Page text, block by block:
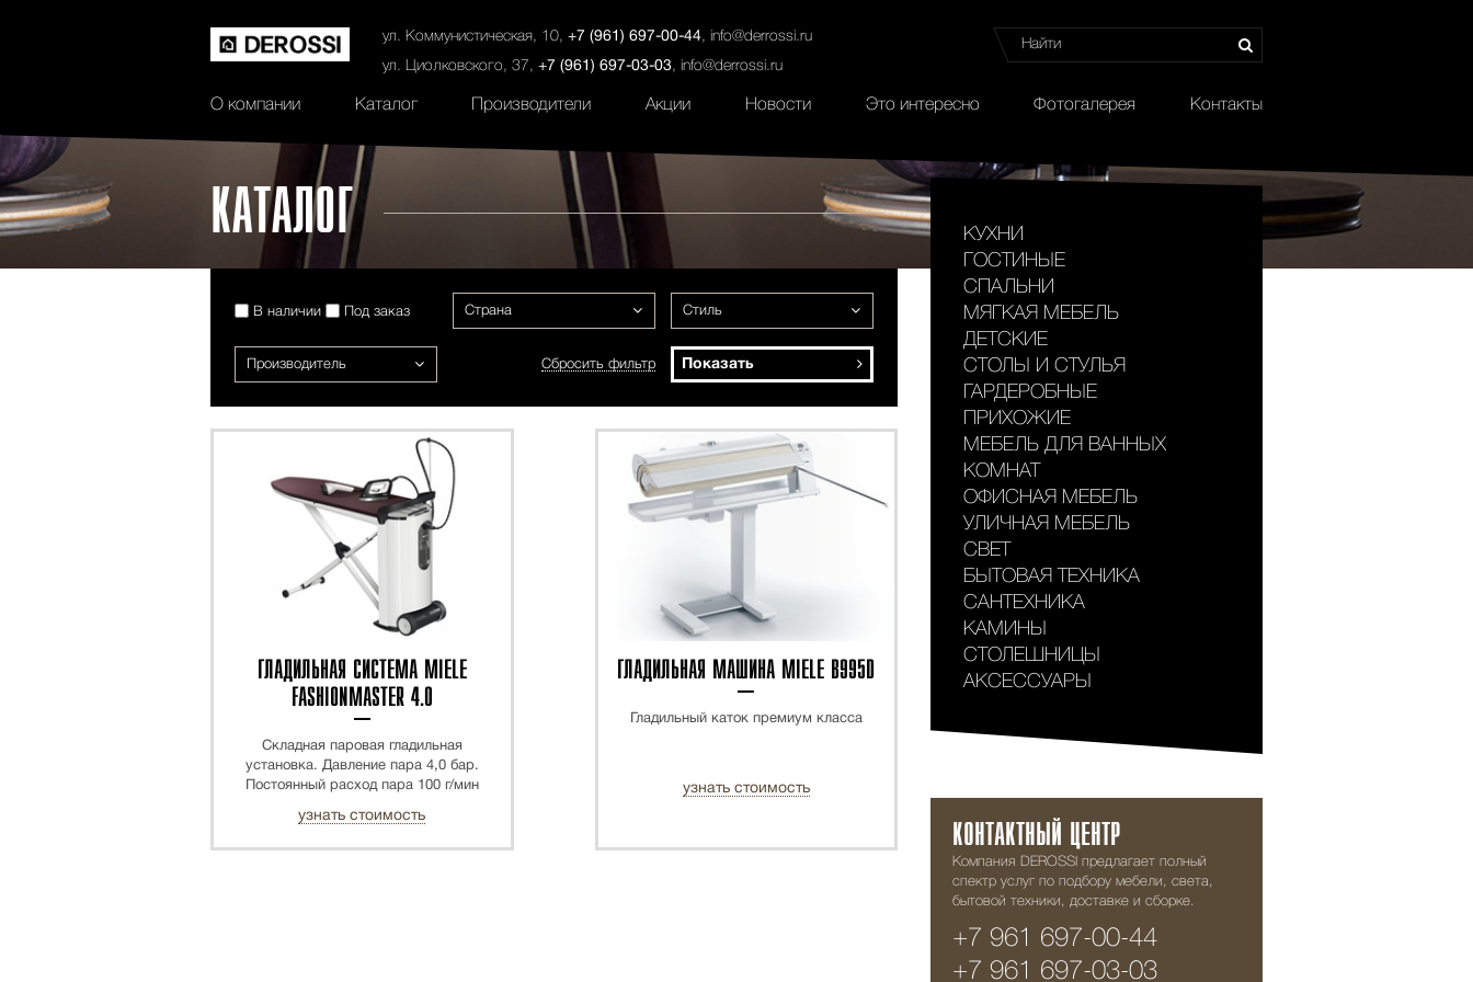
ул. Коммунистическая, 10, +7 (961) 697-00-44, info@derrossi.ru
ул. Циолковского, 37, +7 (961) 697-03-03, info@derrossi.ru
О компании
История Сертификаты Контакты Салоны Услуги Наши проекты
Каталог Производители Акции Новости Это интересно Фотогалерея Контакты
КАТАЛОГ
В наличии Под заказ Страна Стиль
Производитель Показать
Сбросить фильтр
ГЛАДИЛЬНАЯ СИСТЕМА MIELE
FASHIONMASTER 4.0
Складная паровая гладильная
установка. Давление пара 4,0 бар.
Постоянный расход пара 100 г/мин
узнать стоимость
ГЛАДИЛЬНАЯ МАШИНА MIELE B995D
Гладильный каток премиум класса
узнать стоимость
КУХНИ
ГОСТИНЫЕ
СПАЛЬНИ
МЯГКАЯ МЕБЕЛЬ
ДЕТСКИЕ
СТОЛЫ И СТУЛЬЯ
ГАРДЕРОБНЫЕ
ПРИХОЖИЕ
МЕБЕЛЬ ДЛЯ ВАННЫХ
КОМНАТ
ОФИСНАЯ МЕБЕЛЬ
УЛИЧНАЯ МЕБЕЛЬ
СВЕТ
БЫТОВАЯ ТЕХНИКА
САНТЕХНИКА
КАМИНЫ
СТОЛЕШНИЦЫ
АКСЕССУАРЫ
КОНТАКТНЫЙ ЦЕНТР
Компания DEROSSI предлагает полный
спектр услуг по подбору мебели, света,
бытовой техники, доставке и сборке.
+7 961 697-00-44
+7 961 697-03-03